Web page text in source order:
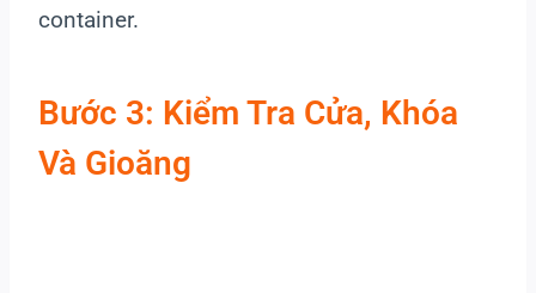
container.
Bước 3: Kiểm Tra Cửa, Khóa
Và Gioăng